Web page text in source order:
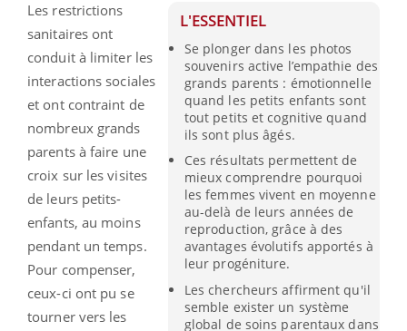
L'ESSENTIEL
Se plonger dans les photos
souvenirs active l’empathie des
grands parents : émotionnelle
quand les petits enfants sont
tout petits et cognitive quand
ils sont plus âgés.
Ces résultats permettent de
mieux comprendre pourquoi
les femmes vivent en moyenne
au-delà de leurs années de
reproduction, grâce à des
avantages évolutifs apportés à
leur progéniture.
Les chercheurs affirment qu'il
semble exister un système
global de soins parentaux dans
Les restrictions
sanitaires ont
conduit à limiter les
interactions sociales
et ont contraint de
nombreux grands
parents à faire une
croix sur les visites
de leurs petits-
enfants, au moins
pendant un temps.
Pour compenser,
ceux-ci ont pu se
tourner vers les